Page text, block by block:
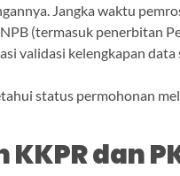
Jangka waktu
(termasuk penerbitan
validasi kelengkapan
status permohonan
dan